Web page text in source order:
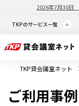
2026年7月30日
TKPのサービス一覧
TKP貸会議室ネット
ご利用事例